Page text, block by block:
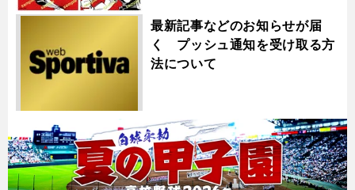
最新記事などのお知らせが届
く プッシュ通知を受け取る方
法について